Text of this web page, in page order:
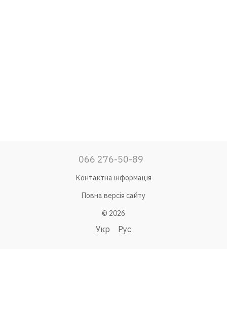
066 276-50-89
Контактна інформація
Повна версія сайту
© 2026
Укр Рус